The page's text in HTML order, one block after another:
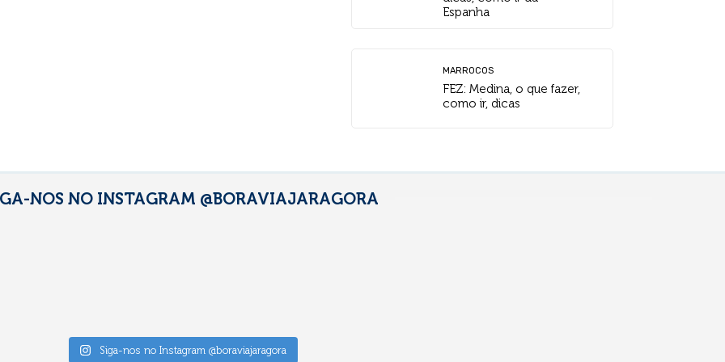
Espanha
MARROCOS
FEZ: Medina, o que fazer,
como ir, dicas
NOS NO INSTAGRAM @BORAVIAJARAGORA
Siga-nos no Instagram @boraviajaragora